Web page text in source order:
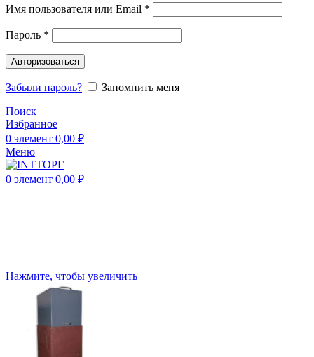
Имя пользователя или Email *
Пароль *
Авторизоваться
Забыли пароль?
Запомнить меня
Поиск
Избранное
0 элемент 0,00 ₽
Меню
0 элемент 0,00 ₽
Нажмите, чтобы увеличить